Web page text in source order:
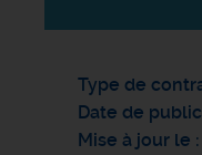
Type de
Date de
Mise à jour le